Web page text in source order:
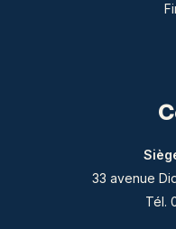
33 avenue
Tél.